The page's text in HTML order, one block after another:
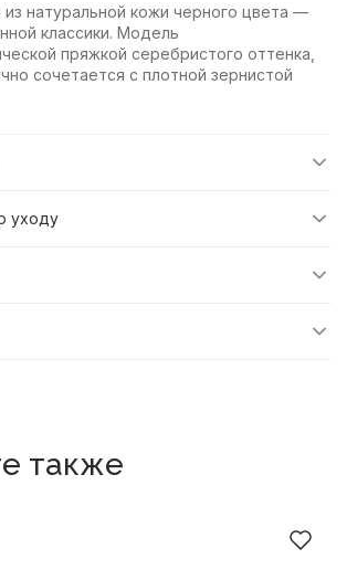
натуральной кожи черного цвета —
классики. Модель
пряжкой серебристого оттенка,
сочетается с плотной зернистой
уходу
также